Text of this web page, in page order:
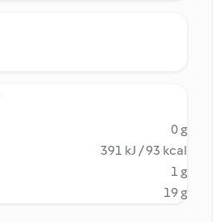
0 g
391 kJ / 93 kcal
1 g
19 g